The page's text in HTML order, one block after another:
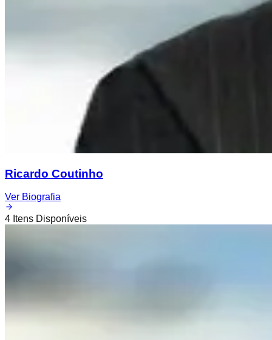
Ricardo Coutinho
Ver Biografia
4 Itens Disponíveis